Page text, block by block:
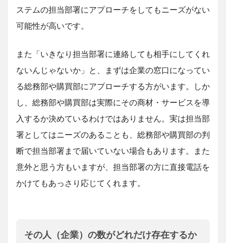
ステムの担当部署にアプローチをしてもニーズがない
可能性が高いです。
また「いきなり担当部署に連絡しても相手にしてくれ
ないんじゃないか」と、まずは企業の窓口になってい
る総務部や購買部にアプローチする方がいます。しか
し、総務部や購買部は実際にその商材・サービスを導
入するか決めているわけではありません。実は担当部
署としてはニーズのあることも、総務部や購買部の判
断で担当部署まで届いていない場合もあります。また
意外と思う方もいますが、担当部署の方に直接電話を
かけてもあっさり応じてくれます。
その人（企業）の数がどれだけ存在するか